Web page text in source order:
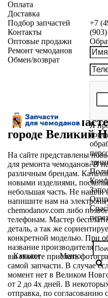
+7
Я
Каталог Меню
Оплата
Доставка
Подбор запчастей
Контакты
Оптовые продажи
Ремонт чемоданов
Обмен/возврат
Магазин
городе Великий
На сайте представлены
для ремонта чемоданов. В
различным брендам.
новыми изделиями,
небольшая часть. Не нашли
напишите нам на
chemodanov.com либо
телефонам. Мастер
деталь, а так же
конкретной моделью. При
название производителя и
вы можете прислать
самой запчасти. В случае
момент нет в Великом
от 2 до 4х дней. В
отправка, по согласованию